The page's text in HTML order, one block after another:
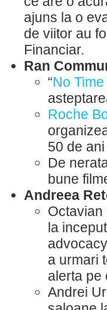
ajuns la o
de viitor au
Financiar.
Ran
“No
Roche
50 de
De
bune
Andreea
Octavian
la
a urmari
alerta pe
Andrei